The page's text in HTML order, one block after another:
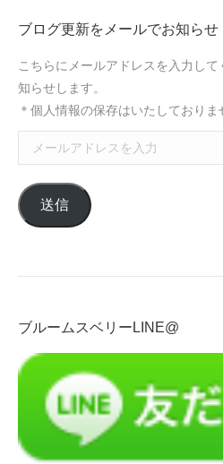
ブログ更新をメールでお知らせ
こちらにメールアドレスを入力し
知らせします。
＊個人情報の保存はいたしておりま
ー
ル
ア
ス
入
送信
ブルームスベリーLINE@